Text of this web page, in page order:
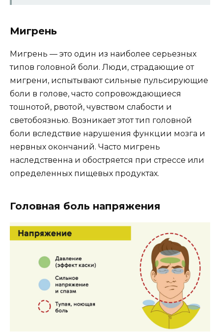
Мигрень
Мигрень — это один из наиболее серьезных
типов головной боли. Люди, страдающие от
мигрени, испытывают сильные пульсирующие
боли в голове, часто сопровождающиеся
тошнотой, рвотой, чувством слабости и
светобоязнью. Возникает этот тип головной
боли вследствие нарушения функции мозга и
нервных окончаний. Часто мигрень
наследственна и обостряется при стрессе или
определенных пищевых продуктах.
Головная боль напряжения